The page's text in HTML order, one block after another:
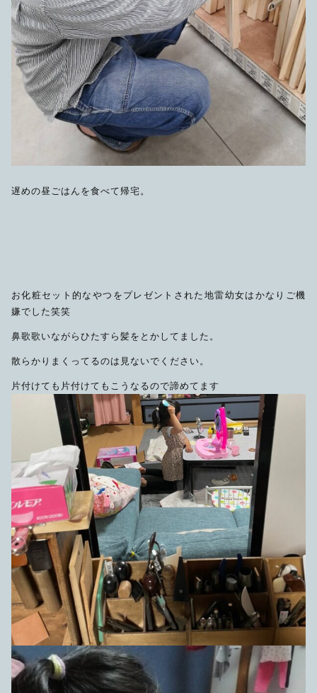
遅めの昼ごはんを食べて帰宅。
お化粧セット的なやつをプレゼントされた地雷幼女はかなりご機
嫌でした笑笑
鼻歌歌いながらひたすら髪をとかしてました。
散らかりまくってるのは見ないでください。
片付けても片付けてもこうなるので諦めてます